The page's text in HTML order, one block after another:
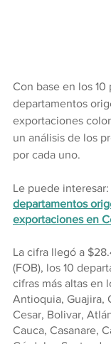
Con base en los 10
departamentos
exportaciones
un análisis de los
por cada uno.
Le puede interesar:
departamentos
exportaciones en
La cifra llegó a
(FOB), los 10
cifras más altas en
Antioquia, Guajira,
Cesar, Bolivar,
Cauca, Casanare,